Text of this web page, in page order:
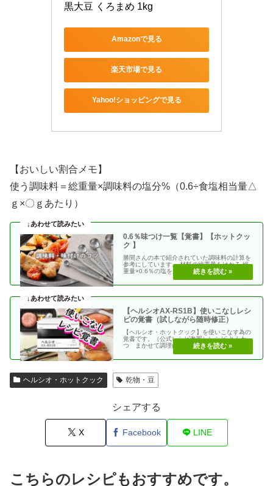
黒大豆 くろまめ 1kg
Amazonで見る
楽天市場で見る
Yahoo!ショッピングで見る
【おいしい割合メモ】
使う調味料＝総重量×調味料の塩分%（0.6÷食塩相当量△
ｇ×〇ｇあたり）
0.6％味つけ一覧【覚書】【ホットクッ
ク 】
勝間さんの本で紹介されていた調味料の計算を
参考にしています。 材料の総重量をはかる 総
重量×0.6％の塩を加える 使う調味料＝（総重
【ヘルシオAX-RS1B】使いこなしレシ
ピの覚書（試しながら随時修正）
【ヘルシオ・ホットクック】を使いこなす為の
覚書です。（公式レシピ参照）レシピ とんか
つ まかせて調理(網焼き・揚げる) エビフラ
ヘルシオ・ホットクック 乾物・豆
シェアする
X Facebook LINE
こちらのレシピもおすすめです。